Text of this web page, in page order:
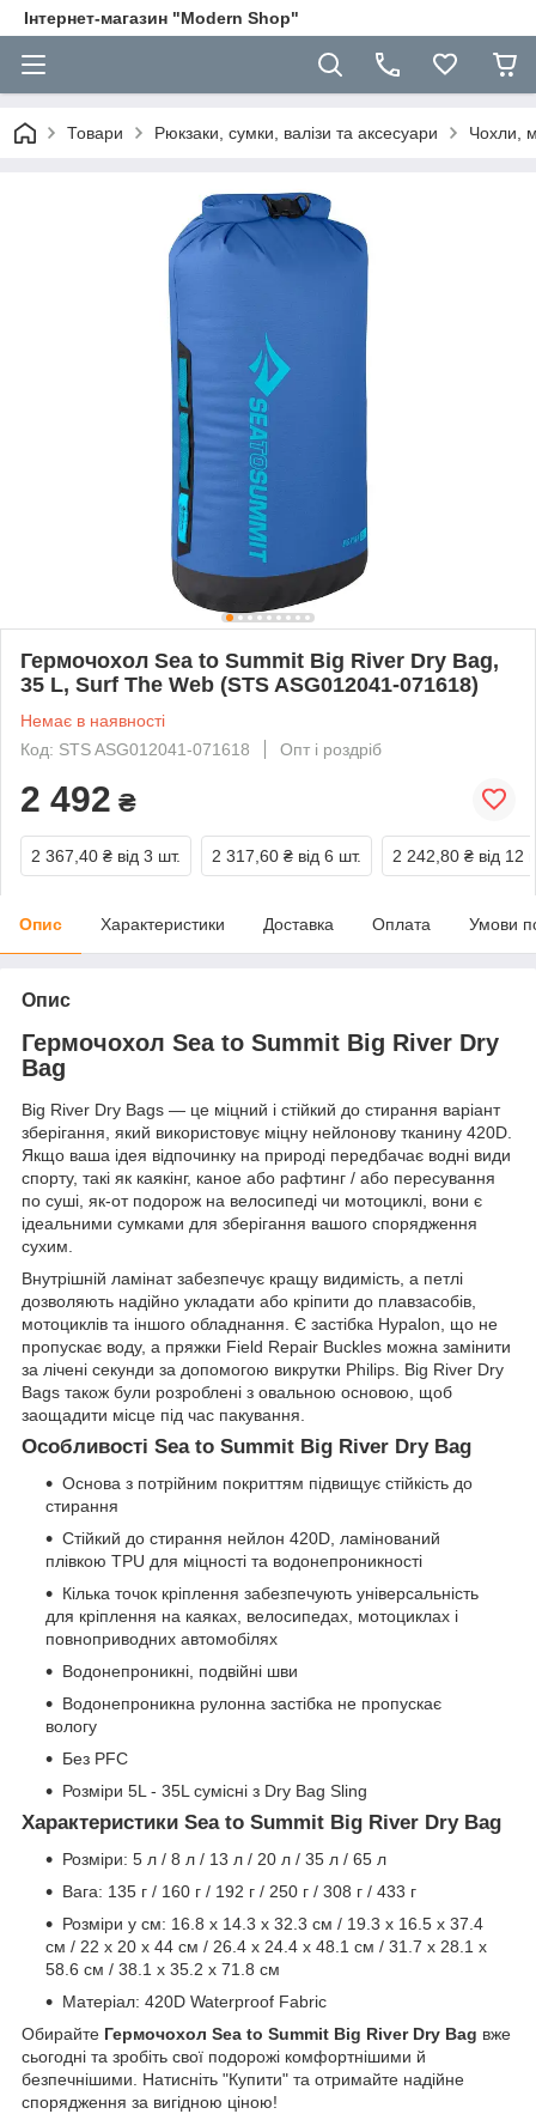
Інтернет-магазин "Modern Shop"
Товари Рюкзаки, сумки, валізи та аксесуари Чохли,
Гермочохол Sea to Summit Big River Dry Bag,
35 L, Surf The Web (STS ASG012041-071618)
Немає в наявності
Код: STS ASG012041-071618
Опт і роздріб
2 492 ₴
2 367,40 ₴ від 3 шт. 2 317,60 ₴ від 6 шт. 2 242,80 ₴ від 12
Опис Характеристики Доставка Оплата Умови
Опис
Гермочохол Sea to Summit Big River Dry
Bag
Big River Dry Bags — це міцний і стійкий до стирання варіант
зберігання, який використовує міцну нейлонову тканину 420D.
Якщо ваша ідея відпочинку на природі передбачає водні види
спорту, такі як каякінг, каное або рафтинг / або пересування
по суші, як-от подорож на велосипеді чи мотоциклі, вони є
ідеальними сумками для зберігання вашого спорядження
сухим.
Внутрішній ламінат забезпечує кращу видимість, а петлі
дозволяють надійно укладати або кріпити до плавзасобів,
мотоциклів та іншого обладнання. Є застібка Hypalon, що не
пропускає воду, а пряжки Field Repair Buckles можна замінити
за лічені секунди за допомогою викрутки Philips. Big River Dry
Bags також були розроблені з овальною основою, щоб
заощадити місце під час пакування.
Особливості Sea to Summit Big River Dry Bag
Основа з потрійним покриттям підвищує стійкість до
стирання
Стійкий до стирання нейлон 420D, ламінований
плівкою TPU для міцності та водонепроникності
Кілька точок кріплення забезпечують універсальність
для кріплення на каяках, велосипедах, мотоциклах і
повноприводних автомобілях
Водонепроникні, подвійні шви
Водонепроникна рулонна застібка не пропускає
вологу
Без PFC
Розміри 5L - 35L сумісні з Dry Bag Sling
Характеристики Sea to Summit Big River Dry Bag
Розміри: 5 л / 8 л / 13 л / 20 л / 35 л / 65 л
Вага: 135 г / 160 г / 192 г / 250 г / 308 г / 433 г
Розміри у см: 16.8 x 14.3 x 32.3 см / 19.3 x 16.5 x 37.4
см / 22 x 20 x 44 см / 26.4 x 24.4 x 48.1 см / 31.7 x 28.1 x
58.6 см / 38.1 x 35.2 x 71.8 см
Матеріал: 420D Waterproof Fabric
Обирайте Гермочохол Sea to Summit Big River Dry Bag вже
сьогодні та зробіть свої подорожі комфортнішими й
безпечнішими. Натисніть "Купити" та отримайте надійне
спорядження за вигідною ціною!